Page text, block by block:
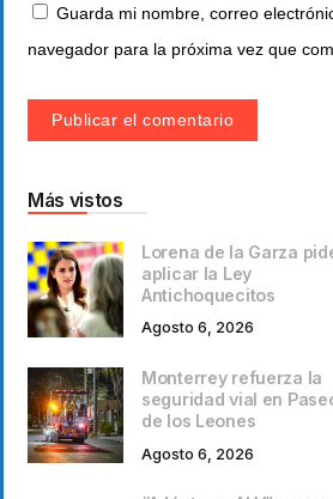
Guarda mi nombre, correo
navegador para la próxima vez que
Más vistos
Lorena de la Garza
aplicar la Ley
Antichoquecitos
Agosto 6, 2026
Monterrey refuerza la
seguridad vial en
de los Leones
Agosto 6, 2026